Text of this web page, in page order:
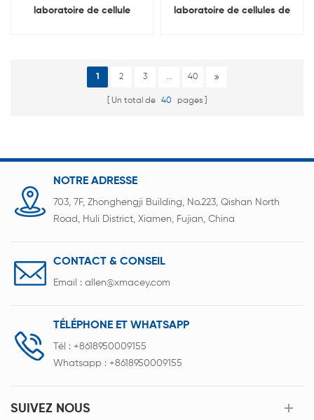
laboratoire de cellule
laboratoire de cellules de
1 2 3 ... 40
Un total de 40 pages
NOTRE ADRESSE
703, 7F, Zhonghengji Building, No.223, Qishan North
Road, Huli District, Xiamen, Fujian, China
CONTACT & CONSEIL
Email : allen@xmacey.com
TÉLÉPHONE ET WHATSAPP
Tél : +8618950009155
Whatsapp : +8618950009155
SUIVEZ NOUS